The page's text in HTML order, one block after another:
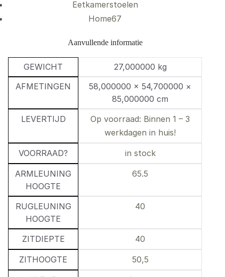
Eetkamerstoelen
Home67
Aanvullende informatie
GEWICHT
27,000000 kg
AFMETINGEN
58,000000 × 54,700000 ×
85,000000 cm
LEVERTIJD
Op voorraad: Binnen 1 – 3
werkdagen in huis!
VOORRAAD? in stock
ARMLEUNING
HOOGTE
65.5
RUGLEUNING
HOOGTE
40
ZITDIEPTE 40
ZITHOOGTE 50,5